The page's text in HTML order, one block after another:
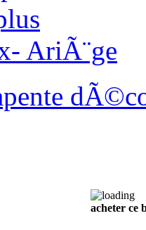
acheter ce